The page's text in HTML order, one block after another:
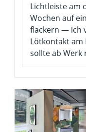
Lichtleiste am
Wochen auf
flackern — ich
Lötkontakt am
sollte ab Werk